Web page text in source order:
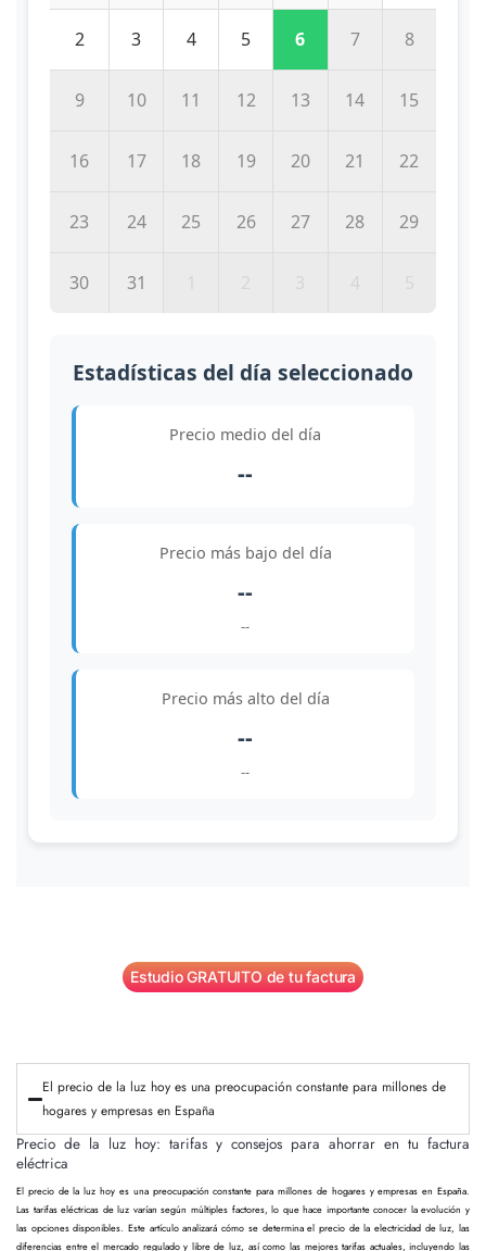
2 3 4 5 6 7 8
9 10 11 12 13 14 15
16 17 18 19 20 21 22
23 24 25 26 27 28 29
30 31
Estadísticas del día seleccionado
Precio medio del día
--
Precio más bajo del día
--
--
Precio más alto del día
--
--
Estudio GRATUITO de tu factura
El precio de la luz hoy es una preocupación constante para millones de
hogares y empresas en España
Precio de la luz hoy: tarifas y consejos para ahorrar en tu factura
eléctrica
El precio de la luz hoy es una preocupación constante para millones de hogares y empresas en España.
Las tarifas eléctricas de luz varían según múltiples factores, lo que hace importante conocer la evolución y
las opciones disponibles. Este artículo analizará cómo se determina el precio de la electricidad de luz, las
diferencias entre el mercado regulado y libre de luz, así como las mejores tarifas actuales, incluyendo las